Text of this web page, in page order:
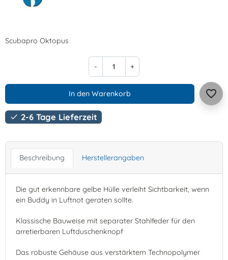
Scubapro Oktopus
- +
In den Warenkorb favorite_border
 2-6 Tage Lieferzeit
Beschreibung Herstellerangaben
Die gut erkennbare gelbe Hülle verleiht Sichtbarkeit, wenn
ein Buddy in Luftnot geraten sollte.
Klassische Bauweise mit separater Stahlfeder für den
arretierbaren Luftduschenknopf
Das robuste Gehäuse aus verstärktem Technopolymer